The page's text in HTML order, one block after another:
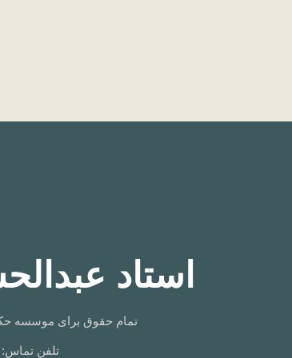
استاد
تمام حقوق برای موسسه
تلفن تماس: 00000000 -